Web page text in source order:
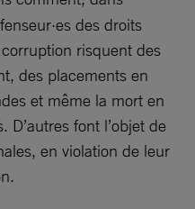
des droits
risquent des
des placements en
et même la mort en
D’autres font l’objet de
en violation de leur